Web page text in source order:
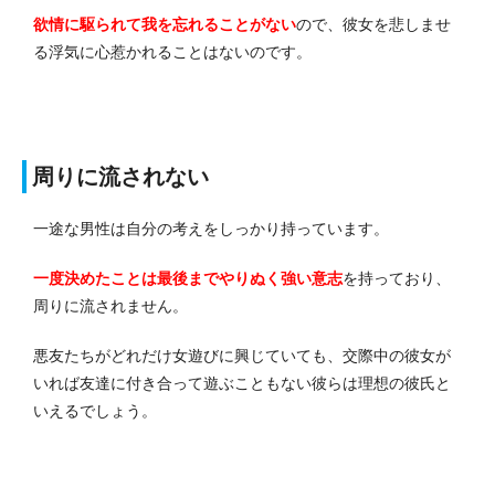
欲情に駆られて我を忘れることがないので、彼女を悲しませ
る浮気に心惹かれることはないのです。
周りに流されない
一途な男性は自分の考えをしっかり持っています。
一度決めたことは最後までやりぬく強い意志を持っており、
周りに流されません。
悪友たちがどれだけ女遊びに興じていても、交際中の彼女が
いれば友達に付き合って遊ぶこともない彼らは理想の彼氏と
いえるでしょう。